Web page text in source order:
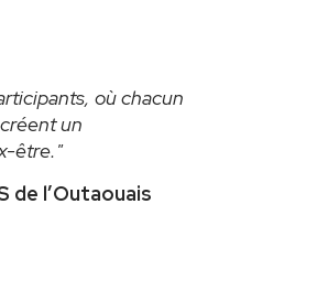
où chacun
un
être."
de l’Outaouais